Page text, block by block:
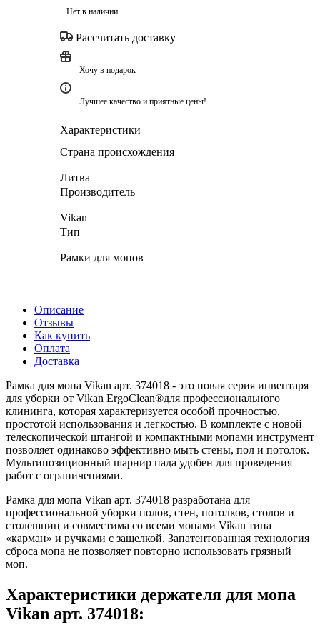
Нет в наличии
Рассчитать доставку
Хочу в подарок
Лучшее качество и приятные цены!
Характеристики
Страна происхождения
—
Литва
Производитель
—
Vikan
Тип
—
Рамки для мопов
Описание
Отзывы
Как купить
Оплата
Доставка
Рамка для мопа Vikan арт. 374018 - это новая серия инвентаря
для уборки от Vikan ErgoClean®для профессионального
клининга, которая характеризуется особой прочностью,
простотой использования и легкостью. В комплекте с новой
телескопической штангой и компактными мопами инструмент
позволяет одинаково эффективно мыть стены, пол и потолок.
Мультипозиционный шарнир пада удобен для проведения
работ с ограничениями.
Рамка для мопа Vikan арт. 374018 разработана для
профессиональной уборки полов, стен, потолков, столов и
столешниц и совместима со всеми мопами Vikan типа
«карман» и ручками с защелкой. Запатентованная технология
сброса мопа не позволяет повторно использовать грязный
моп.
Характеристики держателя для мопа
Vikan арт. 374018: